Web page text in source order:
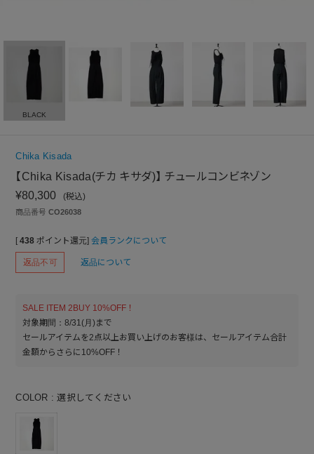
BLACK
Chika Kisada
【Chika Kisada(チカ キサダ)】 チュールコンビネゾン
¥80,300
商品番号 CO26038
[ 438 ポイント還元] 会員ランクについて
返品不可 返品について
SALE ITEM 2BUY 10%OFF！
対象期間：8/31(月)まで
セールアイテムを2点以上お買い上げのお客様は、セールアイテム合計
金額からさらに10%OFF！
COLOR 選択してください